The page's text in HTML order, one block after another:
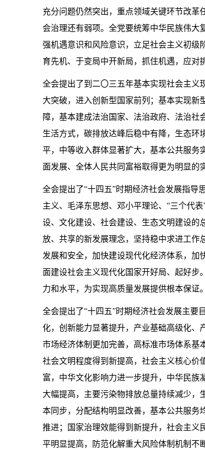
充分问题仍然突出，重点领域关键环节改
会治理还有弱项。全党要统筹中华民族伟大
强机遇意识和风险意识，立足社会主义初级
育先机、于变局中开新局，抓住机遇，应对
全会提出了到二〇三五年基本实现社会主义
大突破，进入创新型国家前列；基本实现新
障，基本建成法治国家、法治政府、法治
生活方式，碳排放达峰后稳中有降，生态
平，中等收入群体显著扩大，基本公共服务
面发展、全体人民共同富裕取得更为明显的
全会提出了“十四五”时期经济社会发展指
主义、毛泽东思想、邓小平理论、“三个代
设、文化建设、社会建设、生态文明建设的
放、共享的新发展理念，坚持稳中求进工作
发展和安全，加快建设现代化经济体系，加
面建设社会主义现代化国家开好局、起好
力和水平，为实现高质量发展提供根本保证
全会提出了“十四五”时期经济社会发展主
化，创新能力显著提升，产业基础高级化、
市场经济体制更加完善，高标准市场体系基
社会文明程度得到新提高，社会主义核心价
富，中华文化影响力进一步提升，中华民
大幅提高，主要污染物排放总量持续减少，
本同步，分配结构明显改善，基本公共服务
推进；国家治理效能得到新提升，社会主义
平明显提高，防范化解重大风险体制机制不